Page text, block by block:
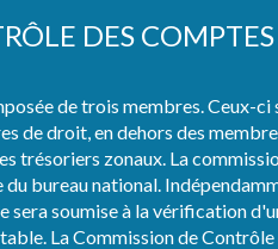
DES COMPTES
de trois membres. Ceux-ci
de droit, en dehors des
trésoriers zonaux. La
du bureau national.
sera soumise à la vérification
La Commission de Contrôle